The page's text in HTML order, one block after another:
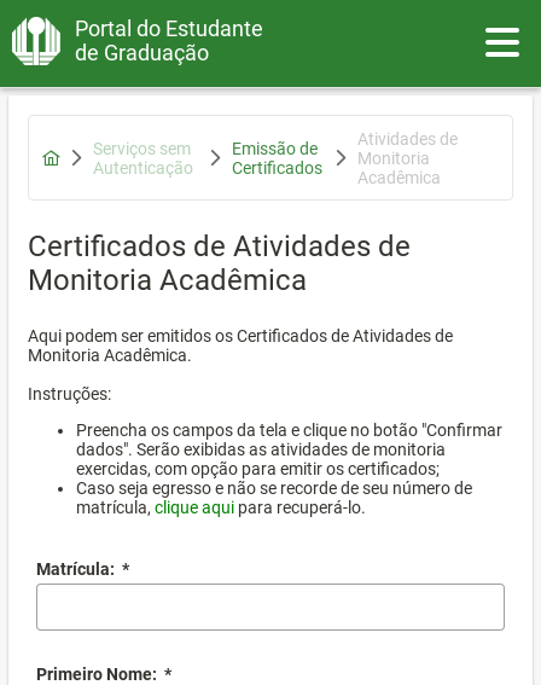
Portal do Estudante
de Graduação
Serviços sem
Autenticação
Emissão de
Certificados
Atividades de
Monitoria
Acadêmica
Certificados de Atividades de
Monitoria Acadêmica
Aqui podem ser emitidos os Certificados de Atividades de
Monitoria Acadêmica.
Instruções:
Preencha os campos da tela e clique no botão "Confirmar
dados". Serão exibidas as atividades de monitoria
exercidas, com opção para emitir os certificados;
Caso seja egresso e não se recorde de seu número de
matrícula, clique aqui para recuperá-lo.
Matrícula: *
Primeiro Nome: *